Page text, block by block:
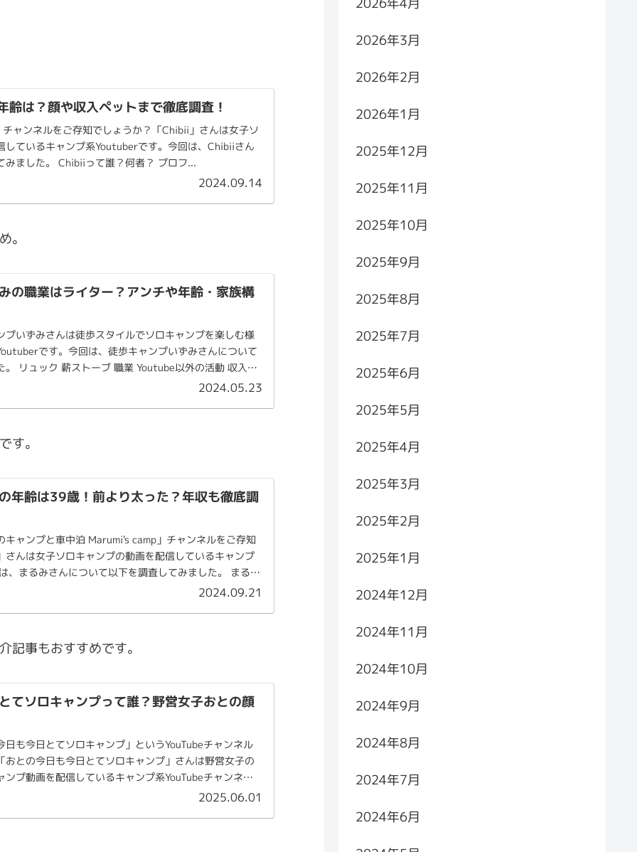
は？顔や収入ペットまで徹底調査！
ャンネルをご存知でしょうか？「Chibii」さんは女子ソ
しているキャンプ系Youtuberです。今回は、Chibiiさん
みました。 Chibiiって誰？何者？ プロフ...
2024.09.14
。
の職業はライター？アンチや年齢・家族構
プいずみさんは徒歩スタイルでソロキャンプを楽しむ様
です。今回は、徒歩キャンプいずみさんについて
。 リュック 薪ストーブ 職業 Youtube以外の活動 収入
2024.05.23
す。
年齢は39歳！前より太った？年収も徹底調
キャンプと車中泊 Marumi's camp」チャンネルをご存知
さんは女子ソロキャンプの動画を配信しているキャンプ
、まるみさんについて以下を調査してみました。 まる
2024.09.21
記事もおすすめです。
てソロキャンプって誰？野営女子おとの顔
日も今日とてソロキャンプ」というYouTubeチャンネル
おとの今日も今日とてソロキャンプ」さんは野営女子の
プ動画を配信しているキャンプ系YouTubeチャンネル
2025.06.01
2026年3月
2026年2月
2026年1月
2025年12月
2025年11月
2025年10月
2025年9月
2025年8月
2025年7月
2025年6月
2025年5月
2025年4月
2025年3月
2025年2月
2025年1月
2024年12月
2024年11月
2024年10月
2024年9月
2024年8月
2024年7月
2024年6月